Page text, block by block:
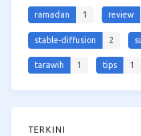
ramadan 1 review
stable-diffusion 2
tarawih 1 tips 1
TERKINI